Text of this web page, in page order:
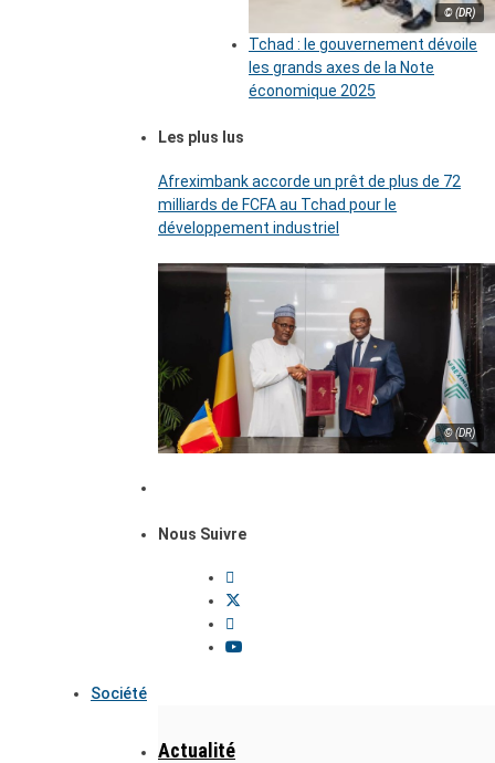
© (DR)
Tchad : le gouvernement dévoile
les grands axes de la Note
économique 2025
Les plus lus
Afreximbank accorde un prêt de plus de 72
milliards de FCFA au Tchad pour le
développement industriel
© (DR)
Nous Suivre
Société
Actualité